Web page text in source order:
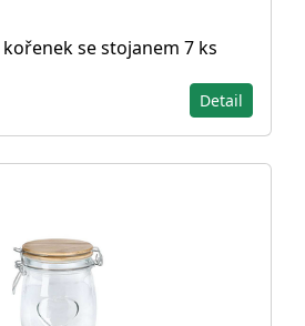
se stojanem 7 ks
Detail